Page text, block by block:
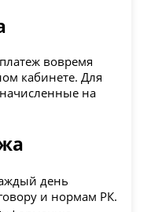
вовремя
кабинете. Для
на
день
и нормам РК.